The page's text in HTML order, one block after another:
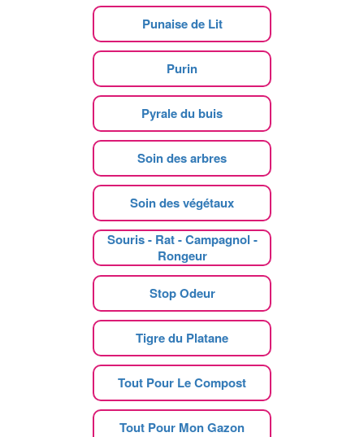
Punaise de Lit
Purin
Pyrale du buis
Soin des arbres
Soin des végétaux
Souris - Rat - Campagnol -
Rongeur
Stop Odeur
Tigre du Platane
Tout Pour Le Compost
Tout Pour Mon Gazon